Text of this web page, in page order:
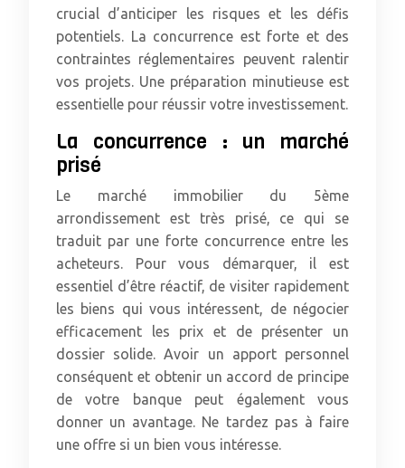
crucial d’anticiper les risques et les défis
potentiels. La concurrence est forte et des
contraintes réglementaires peuvent ralentir
vos projets. Une préparation minutieuse est
essentielle pour réussir votre investissement.
La concurrence : un marché
prisé
Le marché immobilier du 5ème
arrondissement est très prisé, ce qui se
traduit par une forte concurrence entre les
acheteurs. Pour vous démarquer, il est
essentiel d’être réactif, de visiter rapidement
les biens qui vous intéressent, de négocier
efficacement les prix et de présenter un
dossier solide. Avoir un apport personnel
conséquent et obtenir un accord de principe
de votre banque peut également vous
donner un avantage. Ne tardez pas à faire
une offre si un bien vous intéresse.